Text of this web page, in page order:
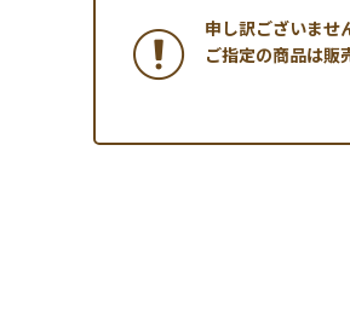
申し訳ございませ
ご指定の商品は販